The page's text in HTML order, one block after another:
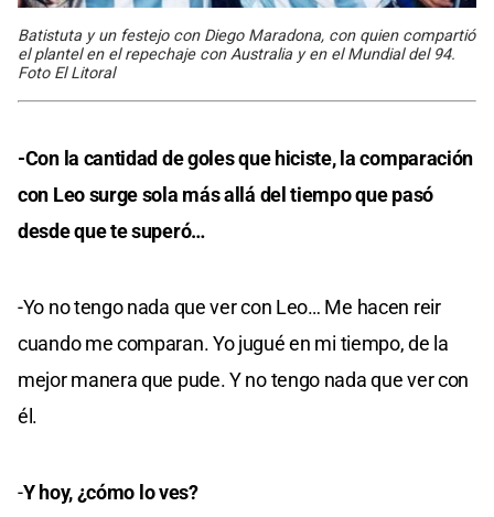
Batistuta y un festejo con Diego Maradona, con quien compartió
el plantel en el repechaje con Australia y en el Mundial del 94.
Foto El Litoral
-Con la cantidad de goles que hiciste, la comparación
con Leo surge sola más allá del tiempo que pasó
desde que te superó…
-Yo no tengo nada que ver con Leo… Me hacen reir
cuando me comparan. Yo jugué en mi tiempo, de la
mejor manera que pude. Y no tengo nada que ver con
él.
-Y hoy, ¿cómo lo ves?